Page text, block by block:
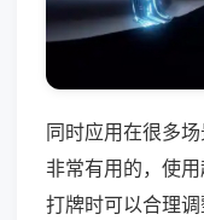
同时应用在很多
非常有用的，使
打牌时可以合理